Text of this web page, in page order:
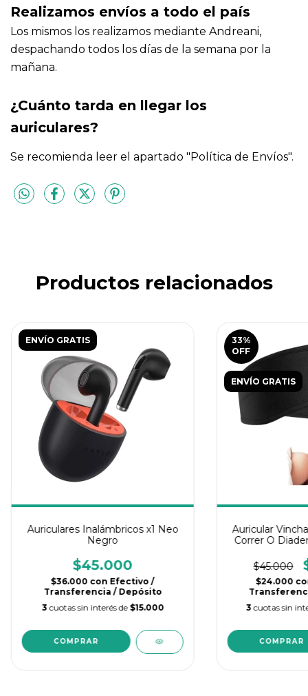
Realizamos envíos a todo el país
Los mismos los realizamos mediante Andreani,
despachando todos los días de la semana por la
mañana.
¿Cuánto tarda en llegar los
auriculares?
Se recomienda leer el apartado "Política de Envíos".
Productos relacionados
ENVÍO GRATIS
Auriculares Inalámbricos x1 Neo
Negro
$45.000
$36.000 con Efectivo /
Transferencia / Depósito
3 cuotas sin interés de $15.000
33%
OFF
ENVÍO GRATIS
Auricular
Correr O
$45.000
$24.000
3 cuotas sin